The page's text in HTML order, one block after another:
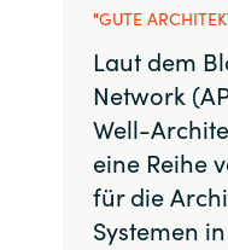
"GUTE
Laut dem
Network
Well-
eine Reihe
für die
Systemen